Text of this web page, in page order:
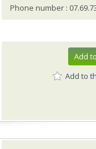
Phone number :
Add
Add to